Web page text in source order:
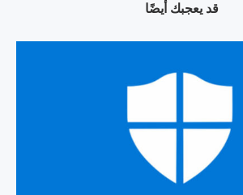
قد يعجبك أيضًا